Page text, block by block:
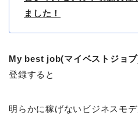
ました！
My best job(マイベストジョ
登録すると
明らかに稼げないビジネスモ